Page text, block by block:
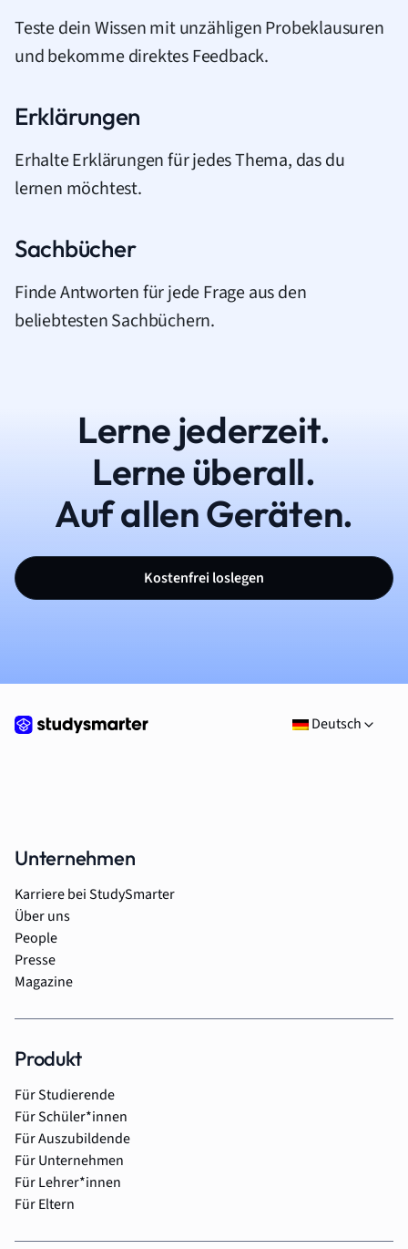
Teste dein Wissen mit unzähligen Probeklausuren
und bekomme direktes Feedback.
Erklärungen
Erhalte Erklärungen für jedes Thema, das du
lernen möchtest.
Sachbücher
Finde Antworten für jede Frage aus den
beliebtesten Sachbüchern.
Lerne jederzeit.
Lerne überall.
Auf allen Geräten.
Kostenfrei loslegen
Deutsch
Unternehmen
Karriere bei StudySmarter
Über uns
People
Presse
Magazine
Produkt
Für Studierende
Für Schüler*innen
Für Auszubildende
Für Unternehmen
Für Lehrer*innen
Für Eltern